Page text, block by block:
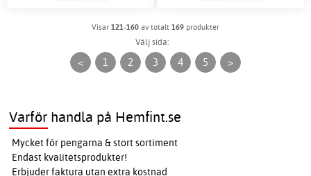
Visar 121-160 av totalt 169 produkter
Välj sida:
< 1 2 3 4 5 >
Varför handla på Hemfint.se
Mycket för pengarna & stort sortiment
Endast kvalitetsprodukter!
Erbjuder faktura utan extra kostnad